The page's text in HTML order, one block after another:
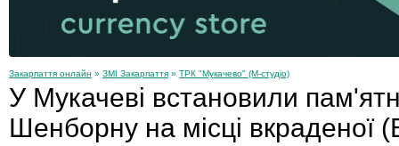
Закарпаття онлайн » ЗМІ Закарпаття » ТРК "Мукачево" (М-студіо)
У Мукачеві встановили
Шенборну на місці вкраденої